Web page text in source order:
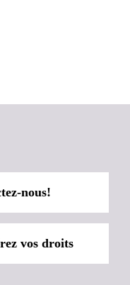
nous!
vos droits